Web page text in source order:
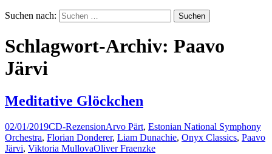
Suchen nach:
Schlagwort-Archiv: Paavo
Järvi
Meditative Glöckchen
02/01/2019CD-RezensionArvo Pärt, Estonian National Symphony
Orchestra, Florian Donderer, Liam Dunachie, Onyx Classics, Paavo
Järvi, Viktoria MullovaOliver Fraenzke